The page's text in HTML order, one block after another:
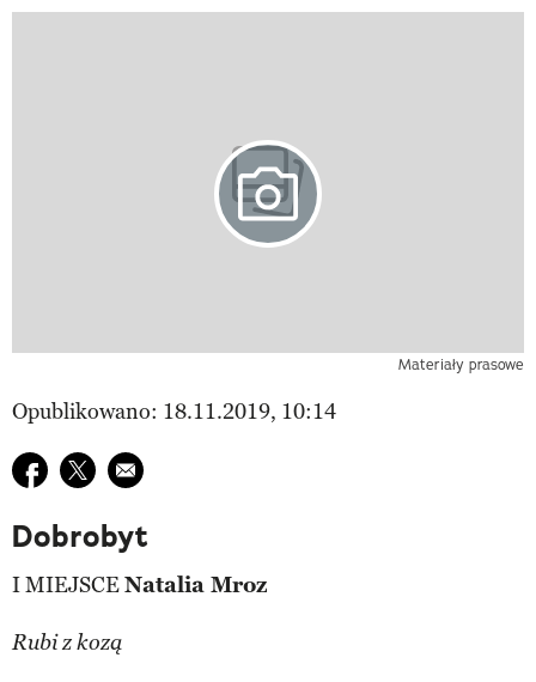
Materiały prasowe
Opublikowano: 18.11.2019, 10:14
Udostępnij na facebook
Udostępnij na twitter
E-mail do przyjaciela
Dobrobyt
I MIEJSCENatalia Mroz
Rubi z kozą